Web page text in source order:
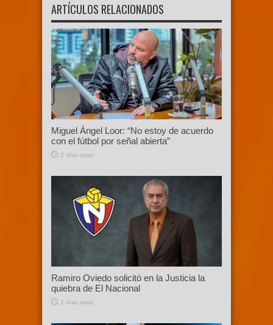
ARTÍCULOS RELACIONADOS
Miguel Ángel Loor: “No estoy de acuerdo
con el fútbol por señal abierta”
2 días atras
Ramiro Oviedo solicitó en la Justicia la
quiebra de El Nacional
2 días atras